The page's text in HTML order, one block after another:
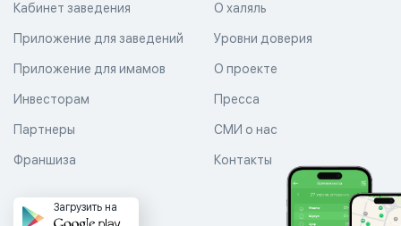
О халяль
Уровни доверия
Кабинет заведения
Приложение для заведений
Приложение для имамов О проекте
Пресса
СМИ о нас
Контакты
Инвесторам
Партнеры
Франшиза
Загрузить на